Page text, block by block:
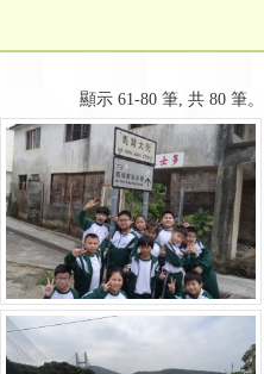
顯示 61-80 筆, 共 80 筆。